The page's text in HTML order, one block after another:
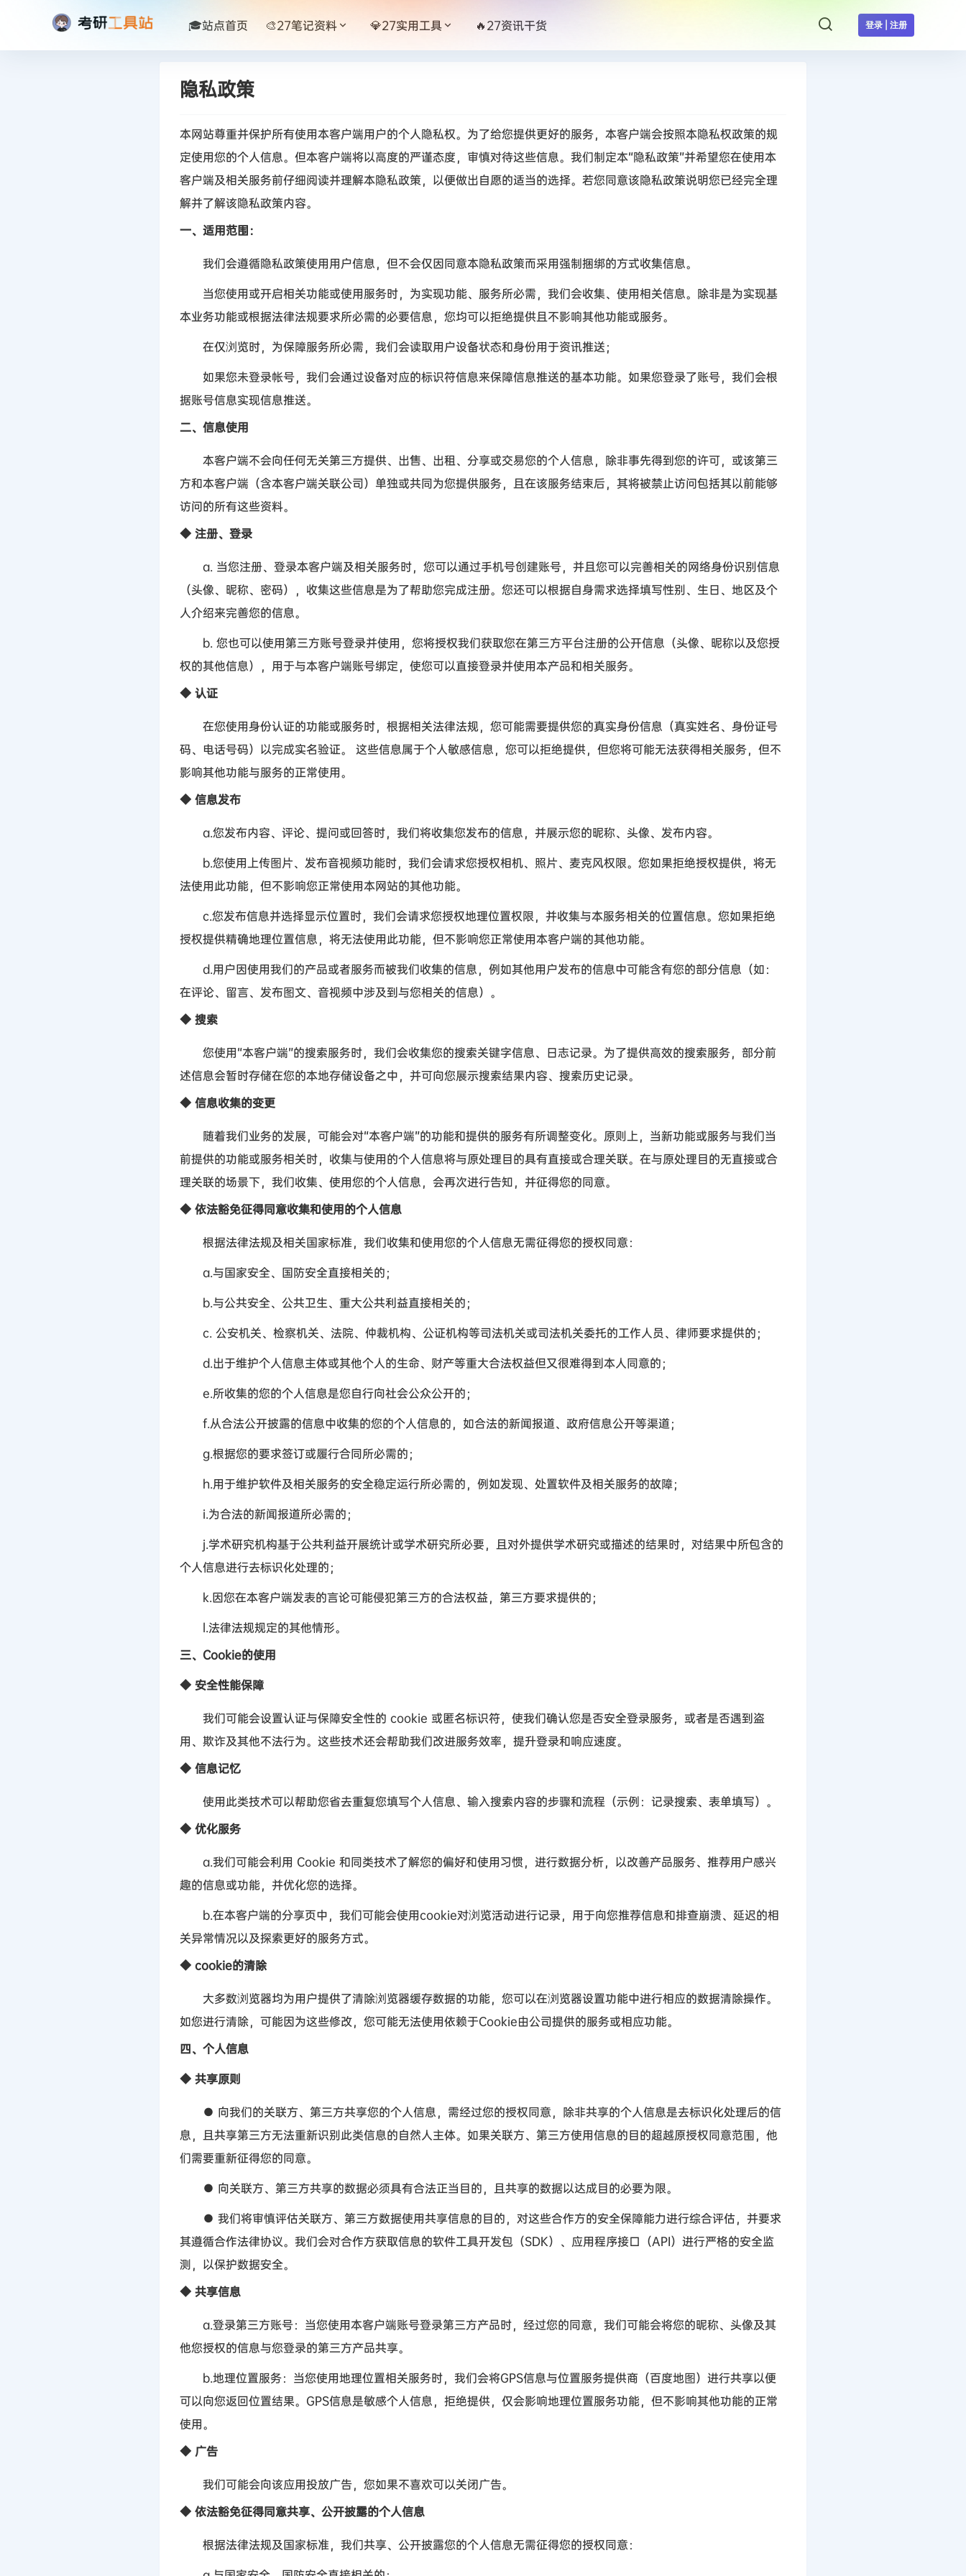
登录 | 注册
🎓站点首页 🎨27笔记资料 💎27实用工具 🔥27资讯干货
隐私政策
本网站尊重并保护所有使用本客户端用户的个人隐私权。为了给您提供更好的服务，本客户端会按照本隐私权政策的规
定使用您的个人信息。但本客户端将以高度的严谨态度，审慎对待这些信息。我们制定本“隐私政策”并希望您在使用本
客户端及相关服务前仔细阅读并理解本隐私政策，以便做出自愿的适当的选择。若您同意该隐私政策说明您已经完全理
解并了解该隐私政策内容。
一、适用范围：
我们会遵循隐私政策使用用户信息，但不会仅因同意本隐私政策而采用强制捆绑的方式收集信息。
当您使用或开启相关功能或使用服务时，为实现功能、服务所必需，我们会收集、使用相关信息。除非是为实现基
本业务功能或根据法律法规要求所必需的必要信息，您均可以拒绝提供且不影响其他功能或服务。
在仅浏览时，为保障服务所必需，我们会读取用户设备状态和身份用于资讯推送；
如果您未登录帐号，我们会通过设备对应的标识符信息来保障信息推送的基本功能。如果您登录了账号，我们会根
据账号信息实现信息推送。
二、信息使用
本客户端不会向任何无关第三方提供、出售、出租、分享或交易您的个人信息，除非事先得到您的许可，或该第三
方和本客户端（含本客户端关联公司）单独或共同为您提供服务，且在该服务结束后，其将被禁止访问包括其以前能够
访问的所有这些资料。
◆ 注册、登录
a. 当您注册、登录本客户端及相关服务时，您可以通过手机号创建账号，并且您可以完善相关的网络身份识别信息
（头像、昵称、密码），收集这些信息是为了帮助您完成注册。您还可以根据自身需求选择填写性别、生日、地区及个
人介绍来完善您的信息。
b. 您也可以使用第三方账号登录并使用，您将授权我们获取您在第三方平台注册的公开信息（头像、昵称以及您授
权的其他信息），用于与本客户端账号绑定，使您可以直接登录并使用本产品和相关服务。
◆ 认证
在您使用身份认证的功能或服务时，根据相关法律法规，您可能需要提供您的真实身份信息（真实姓名、身份证号
码、电话号码）以完成实名验证。
这些信息属于个人敏感信息，您可以拒绝提供，但您将可能无法获得相关服务，但不
影响其他功能与服务的正常使用。
◆ 信息发布
a.您发布内容、评论、提问或回答时，我们将收集您发布的信息，并展示您的昵称、头像、发布内容。
b.您使用上传图片、发布音视频功能时，我们会请求您授权相机、照片、麦克风权限。您如果拒绝授权提供，将无
法使用此功能，但不影响您正常使用本网站的其他功能。
c.您发布信息并选择显示位置时，我们会请求您授权地理位置权限，并收集与本服务相关的位置信息。您如果拒绝
授权提供精确地理位置信息，将无法使用此功能，但不影响您正常使用本客户端的其他功能。
d.用户因使用我们的产品或者服务而被我们收集的信息，例如其他用户发布的信息中可能含有您的部分信息（如：
在评论、留言、发布图文、音视频中涉及到与您相关的信息）。
◆ 搜索
您使用“本客户端”的搜索服务时，我们会收集您的搜索关键字信息、日志记录。为了提供高效的搜索服务，部分前
述信息会暂时存储在您的本地存储设备之中，并可向您展示搜索结果内容、搜索历史记录。
◆ 信息收集的变更
随着我们业务的发展，可能会对“本客户端”的功能和提供的服务有所调整变化。原则上，当新功能或服务与我们当
前提供的功能或服务相关时，收集与使用的个人信息将与原处理目的具有直接或合理关联。在与原处理目的无直接或合
理关联的场景下，我们收集、使用您的个人信息，会再次进行告知，并征得您的同意。
◆ 依法豁免征得同意收集和使用的个人信息
根据法律法规及相关国家标准，我们收集和使用您的个人信息无需征得您的授权同意：
a.与国家安全、国防安全直接相关的；
b.与公共安全、公共卫生、重大公共利益直接相关的；
c. 公安机关、检察机关、法院、仲裁机构、公证机构等司法机关或司法机关委托的工作人员、律师要求提供的；
d.出于维护个人信息主体或其他个人的生命、财产等重大合法权益但又很难得到本人同意的；
e.所收集的您的个人信息是您自行向社会公众公开的；
f.从合法公开披露的信息中收集的您的个人信息的，如合法的新闻报道、政府信息公开等渠道；
g.根据您的要求签订或履行合同所必需的；
h.用于维护软件及相关服务的安全稳定运行所必需的，例如发现、处置软件及相关服务的故障；
i.为合法的新闻报道所必需的；
j.学术研究机构基于公共利益开展统计或学术研究所必要，且对外提供学术研究或描述的结果时，对结果中所包含的
个人信息进行去标识化处理的；
k.因您在本客户端发表的言论可能侵犯第三方的合法权益，第三方要求提供的；
l.法律法规规定的其他情形。
三、 Cookie的使用
◆ 安全性能保障
我们可能会设置认证与保障安全性的 cookie 或匿名标识符，使我们确认您是否安全登录服务，或者是否遇到盗
用、欺诈及其他不法行为。这些技术还会帮助我们改进服务效率，提升登录和响应速度。
◆ 信息记忆
使用此类技术可以帮助您省去重复您填写个人信息、输入搜索内容的步骤和流程（示例：记录搜索、表单填写）。
◆ 优化服务
a.我们可能会利用 Cookie 和同类技术了解您的偏好和使用习惯，进行数据分析，以改善产品服务、推荐用户感兴
趣的信息或功能，并优化您的选择。
b.在本客户端的分享页中，我们可能会使用cookie对浏览活动进行记录，用于向您推荐信息和排查崩溃、延迟的相
关异常情况以及探索更好的服务方式。
◆ cookie的清除
大多数浏览器均为用户提供了清除浏览器缓存数据的功能，您可以在浏览器设置功能中进行相应的数据清除操作。
如您进行清除，可能因为这些修改，您可能无法使用依赖于Cookie由公司提供的服务或相应功能。
四、个人信息
◆ 共享原则
● 向我们的关联方、第三方共享您的个人信息，需经过您的授权同意，除非共享的个人信息是去标识化处理后的信
息，且共享第三方无法重新识别此类信息的自然人主体。如果关联方、第三方使用信息的目的超越原授权同意范围，他
们需要重新征得您的同意。
● 向关联方、第三方共享的数据必须具有合法正当目的，且共享的数据以达成目的必要为限。
● 我们将审慎评估关联方、第三方数据使用共享信息的目的，对这些合作方的安全保障能力进行综合评估，并要求
其遵循合作法律协议。我们会对合作方获取信息的软件工具开发包（SDK）、应用程序接口（API）进行严格的安全监
测，以保护数据安全。
◆ 共享信息
a.登录第三方账号：当您使用本客户端账号登录第三方产品时，经过您的同意，我们可能会将您的昵称、头像及其
他您授权的信息与您登录的第三方产品共享。
b.地理位置服务：当您使用地理位置相关服务时，我们会将GPS信息与位置服务提供商（百度地图）进行共享以便
可以向您返回位置结果。 GPS信息是敏感个人信息，拒绝提供，仅会影响地理位置服务功能，但不影响其他功能的正常
使用。
◆ 广告
我们可能会向该应用投放广告，您如果不喜欢可以关闭广告。
◆ 依法豁免征得同意共享、公开披露的个人信息
根据法律法规及国家标准，我们共享、公开披露您的个人信息无需征得您的授权同意：